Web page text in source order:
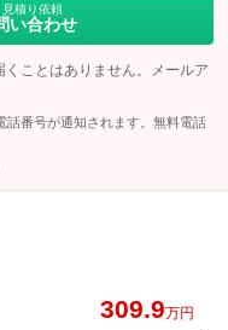
見積り依頼
い合わせ
ことはありません。メールア
番号が通知されます。無料電話
309.9万円